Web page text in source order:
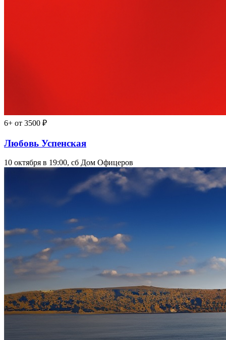
6+ от 3500 ₽
Любовь Успенская
10 октября в 19:00, сб Дом Офицеров